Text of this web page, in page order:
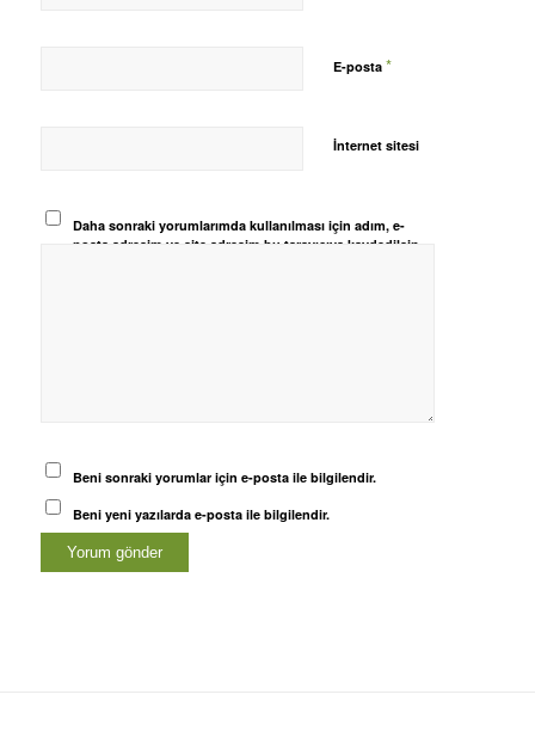
E-posta *
İnternet sitesi
Daha sonraki yorumlarımda kullanılması için adım, e-
posta adresim ve site adresim bu tarayıcıya kaydedilsin.
Beni sonraki yorumlar için e-posta ile bilgilendir.
Beni yeni yazılarda e-posta ile bilgilendir.